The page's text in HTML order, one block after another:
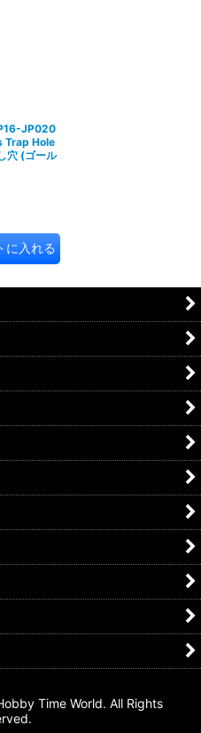
JP020
Trap Hole
穴 (ゴール
に入れる
Time World. All Rights